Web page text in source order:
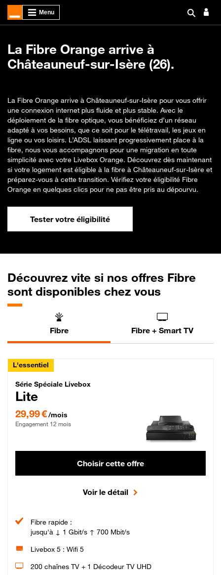
La Fibre Orange arrive à
Châteauneuf-sur-Isère (26).
La Fibre Orange arrive à Châteauneuf-sur-Isère pour vous offrir
une connexion internet plus fluide et plus stable. Avec le
déploiement de la fibre optique, vous bénéficiez d’un réseau
adapté à vos besoins, que ce soit pour le télétravail, les jeux en
ligne ou vos loisirs. L’ADSL laissant progressivement place à la
fibre, nous vous accompagnons pour une migration en toute
simplicité avec votre Livebox Orange. Découvrez dès maintenant
si votre logement est éligible à la fibre à Châteauneuf-sur-Isère et
préparez-vous à cette transition. Vérifiez votre éligibilité Fibre
Orange en quelques clics pour ne pas être pris au dépourvu.
Tester votre éligibilité
Découvrez vite si nos offres Fibre
sont disponibles chez vous
Fibre Fibre + Smart TV
L'essentiel
Série Spéciale Livebox Lite Fibre
Série Spéciale Livebox
Lite
29,99 €/mois
Engagement 12 mois
Choisir cette offre
Voir le détail
Fibre rapide :
jusqu'à ↓ 1 Gbit/s ↑ 700 Mbit/s
Livebox 5 : Wifi 5
200 chaînes TV + 1 Décodeur TV UHD